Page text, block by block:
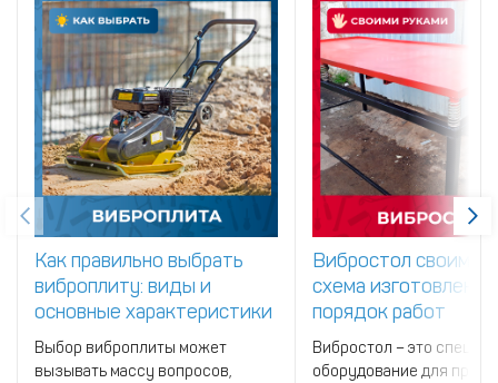
Как правильно выбрать
виброплиту: виды и
основные характеристики
Выбор виброплиты может
вызывать массу вопросов,
Вибростол своими
схема
порядок работ
Вибростол – это
оборудование для